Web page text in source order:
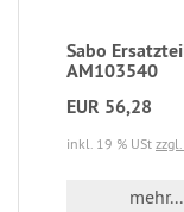
Sabo
AM103540
EUR 56,28
inkl. 19 % USt
mehr...